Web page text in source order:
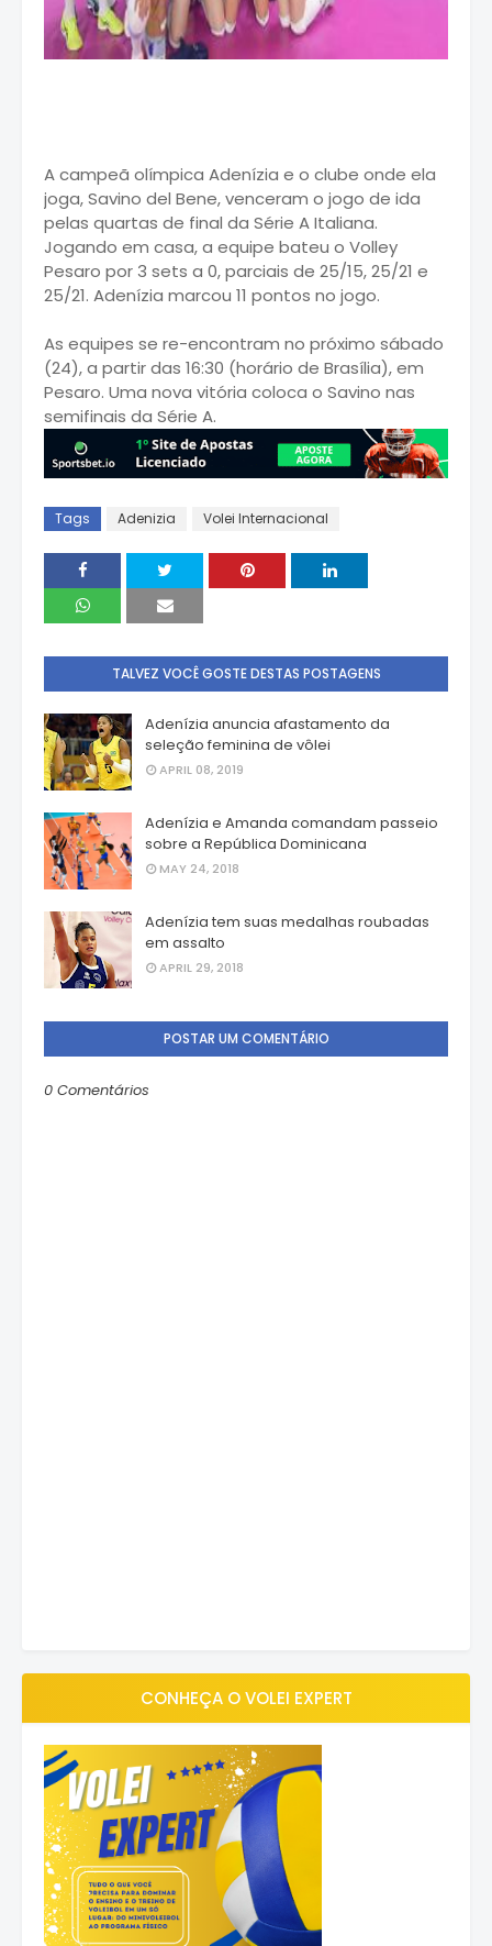
A campeã olímpica Adenízia e o clube onde ela
joga, Savino del Bene, venceram o jogo de ida
pelas quartas de final da Série A Italiana.
Jogando em casa, a equipe bateu o Volley
Pesaro por 3 sets a 0, parciais de 25/15, 25/21 e
25/21. Adenízia marcou 11 pontos no jogo.
As equipes se re-encontram no próximo sábado
(24), a partir das 16:30 (horário de Brasília), em
Pesaro. Uma nova vitória coloca o Savino nas
semifinais da Série A.
Tags Adenizia Volei Internacional
TALVEZ VOCÊ GOSTE DESTAS POSTAGENS
Adenízia anuncia afastamento da
seleção feminina de vôlei
APRIL 08, 2019
Adenízia e Amanda comandam passeio
sobre a República Dominicana
MAY 24, 2018
Adenízia tem suas medalhas roubadas
em assalto
APRIL 29, 2018
POSTAR UM COMENTÁRIO
0 Comentários
CONHEÇA O VOLEI EXPERT